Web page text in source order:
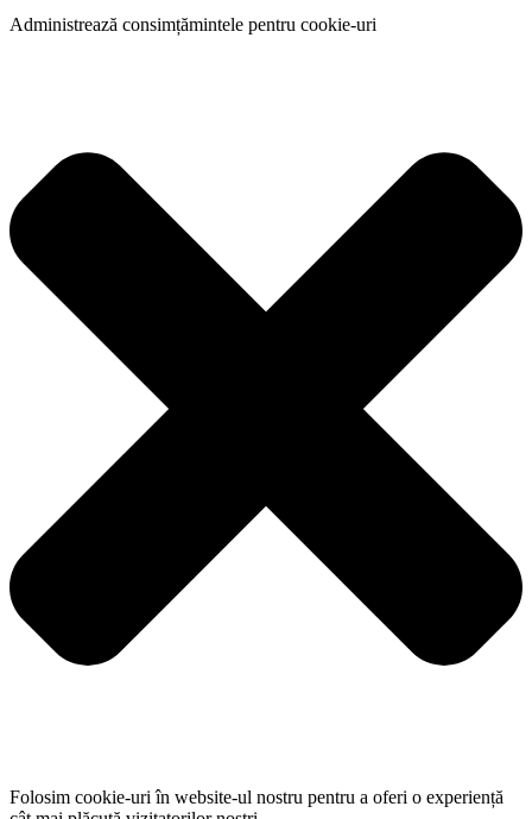
Administrează consimțămintele pentru cookie-uri
Folosim cookie-uri în website-ul nostru pentru a oferi o experiență